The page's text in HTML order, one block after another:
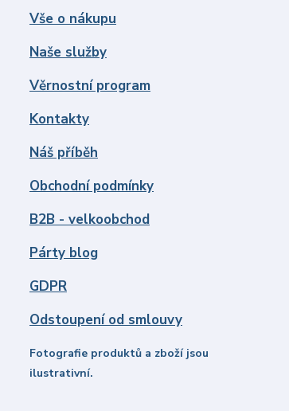
Vše o nákupu
Naše služby
Věrnostní program
Kontakty
Náš příběh
Obchodní podmínky
B2B - velkoobchod
Párty blog
GDPR
Odstoupení od smlouvy
Fotografie produktů a zboží jsou
ilustrativní.